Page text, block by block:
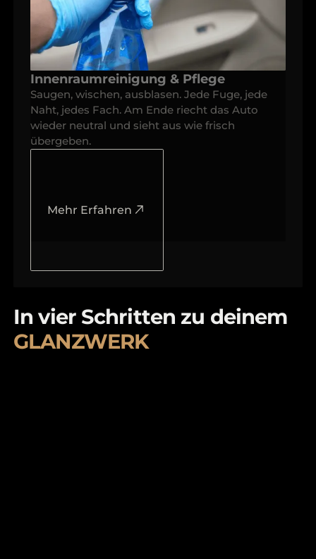
Innenraumreinigung & Pflege
Saugen, wischen, ausblasen. Jede Fuge, jede
Naht, jedes Fach. Am Ende riecht das Auto
wieder neutral und sieht aus wie frisch
übergeben.
Mehr Erfahren
In vier Schritten zu deinem
GLANZWERK